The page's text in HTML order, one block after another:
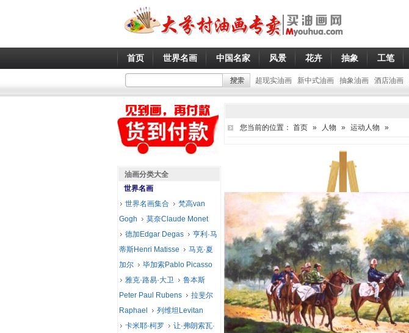
首页 世界名画 中国名家 风景 花卉 抽象 工笔
超现实油画 新中式油画 抽象油画 酒店油画
您当前的位置： 首页 » 人物 » 运动人物 »
油画分类大全
世界名画
世界名画集合
梵高van
Gogh
莫奈Claude Monet
德加Edgar Degas
亨利·马
蒂斯Henri Matisse
马克·夏
加尔
毕加索Pablo Picasso
雅克·路易·大卫
鲁本斯
Peter Paul Rubens
拉斐尔
Raphael
列维坦Levitan
卡米耶·柯罗
让·弗朗索瓦·